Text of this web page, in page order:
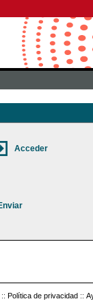
:: Política de privacidad ::